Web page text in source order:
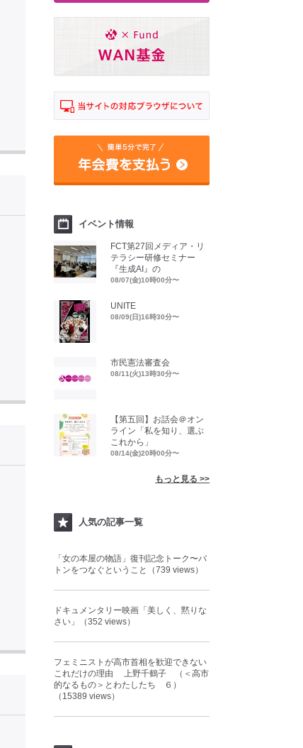
イベント情報
FCT第27回メディア・リ
テラシー研修セミナー
『生成AI』の
08/07(金)10時00分〜
UNITE
08/09(日)16時30分〜
市民憲法審査会
08/11(火)13時30分〜
【第五回】お話会＠オン
ライン「私を知り、選ぶ
これから」
08/14(金)20時00分〜
もっと見る >>
人気の記事一覧
「女の本屋の物語」復刊記念トーク〜バ
トンをつなぐということ（739 views）
ドキュメンタリー映画「美しく、黙りな
さい」（352 views）
フェミニストが高市首相を歓迎できない
これだけの理由 上野千鶴子 （＜高市
的なるもの＞とわたしたち ６）
（15389 views）